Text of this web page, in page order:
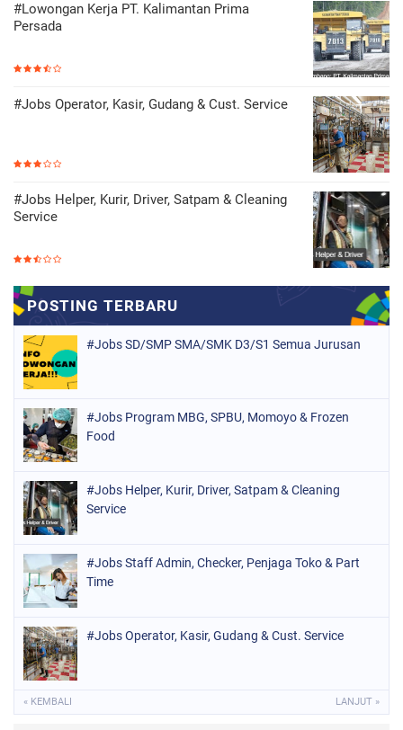
#Lowongan Kerja PT. Kalimantan Prima
Persada
#Jobs Operator, Kasir, Gudang & Cust. Service
#Jobs Helper, Kurir, Driver, Satpam & Cleaning
Service
#Jobs SD/SMP SMA/SMK D3/S1 Semua Jurusan
#Jobs Program MBG, SPBU, Momoyo & Frozen
Food
#Jobs Helper, Kurir, Driver, Satpam & Cleaning
Service
#Jobs Staff Admin, Checker, Penjaga Toko & Part
Time
#Jobs Operator, Kasir, Gudang & Cust. Service
« KEMBALI LANJUT »